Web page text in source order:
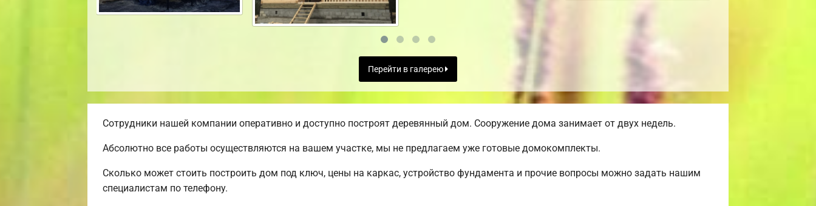
Перейти в галерею
Сотрудники нашей компании оперативно и доступно построят деревянный дом. Сооружение дома занимает от двух недель.
Абсолютно все работы осуществляются на вашем участке, мы не предлагаем уже готовые домокомплекты.
Сколько может стоить построить дом под ключ, цены на каркас, устройство фундамента и прочие вопросы можно задать нашим
специалистам по телефону.